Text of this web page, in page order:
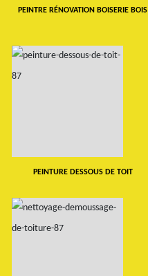
PEINTRE RÉNOVATION BOISERIE BOIS
PEINTURE DESSOUS DE TOIT